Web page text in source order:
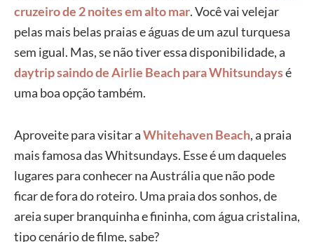
cruzeiro de 2 noites em alto mar. Você vai velejar
pelas mais belas praias e águas de um azul turquesa
sem igual. Mas, se não tiver essa disponibilidade, a
daytrip saindo de Airlie Beach para Whitsundaysé
uma boa opção também.
Aproveite para visitar aWhitehaven Beach, a praia
mais famosa das Whitsundays. Esse é um daqueles
lugares para conhecer na Austrália que não pode
ficar de fora do roteiro. Uma praia dos sonhos, de
areia super branquinha e fininha, com água cristalina,
tipo cenário de filme, sabe?